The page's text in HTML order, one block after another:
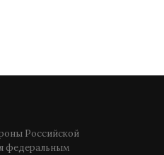
Российской
федеральным